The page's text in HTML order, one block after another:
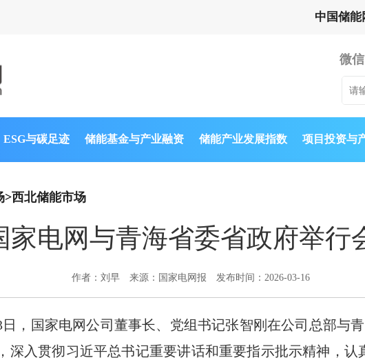
中国储能
微信
ESG与碳足迹 储能基金与产业融资 储能产业发展指数 项目投资与
>西北储能市场
家电网与青海省委省政府举行
作者：刘早 来源：国家电网报 发布时间：2026-03-16
日，国家电网公司董事长、党组书记张智刚在公司总部与
深入贯彻习近平总书记重要讲话和重要指示批示精神，认